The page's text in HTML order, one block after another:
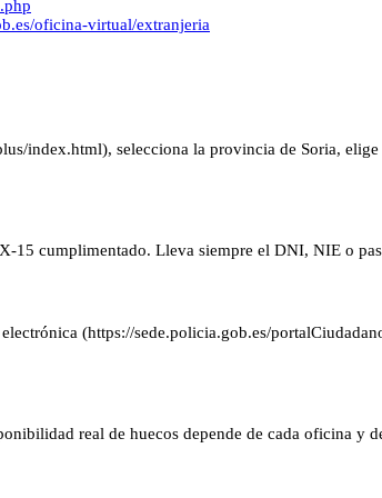
oficina-virtual/extranjeria
index.html), selecciona la provincia de Soria,
15 cumplimentado. Lleva siempre el DNI, NIE o
(https://sede.policia.gob.es/
real de huecos depende de cada oficina y